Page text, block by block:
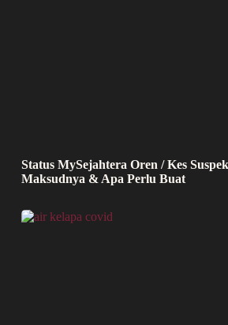
Status MySejahtera Oren / Kes
Maksudnya & Apa Perlu Buat